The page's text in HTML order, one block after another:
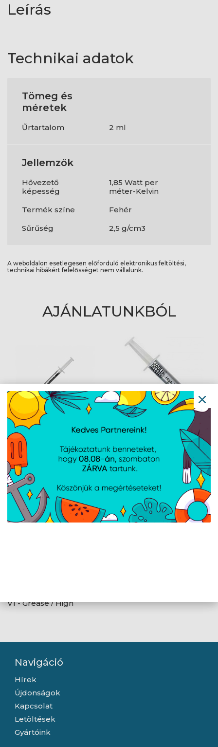
Leírás
Technikai adatok
Tömeg és
méretek
Űrtartalom 2 ml
Jellemzők
Hővezető
képesség
1,85 Watt per
méter-Kelvin
Termék színe
Fehér
Sűrűség
2,5 g/cm3
A weboldalon esetlegesen előforduló elektronikus feltöltési,
technikai hibákért felelősséget nem vállalunk.
AJÁNLATUNKBÓL
Cooler Master - IC
Essential E1 - Grease /
High performance -
Hütőpaszta - Szürke
Cooler Master - RPD
Grease / High
performance
V1 - Grease / High
Navigáció
Hírek
Újdonságok
Kapcsolat
Letöltések
Gyártóink